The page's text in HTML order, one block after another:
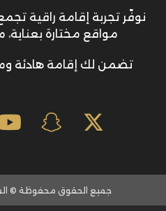
نوفّر تجربة إقامة راقية
مواقع مختارة
تضمن لك إقامة هادئة
جميع الحقوق محفوظة ©